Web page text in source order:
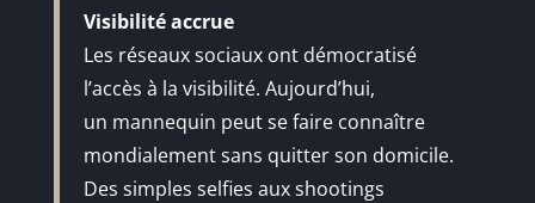
Visibilité accrue
Les réseaux sociaux ont démocratisé
l’accès à la visibilité. Aujourd’hui,
un mannequin peut se faire connaître
mondialement sans quitter son domicile.
Des simples selfies aux shootings